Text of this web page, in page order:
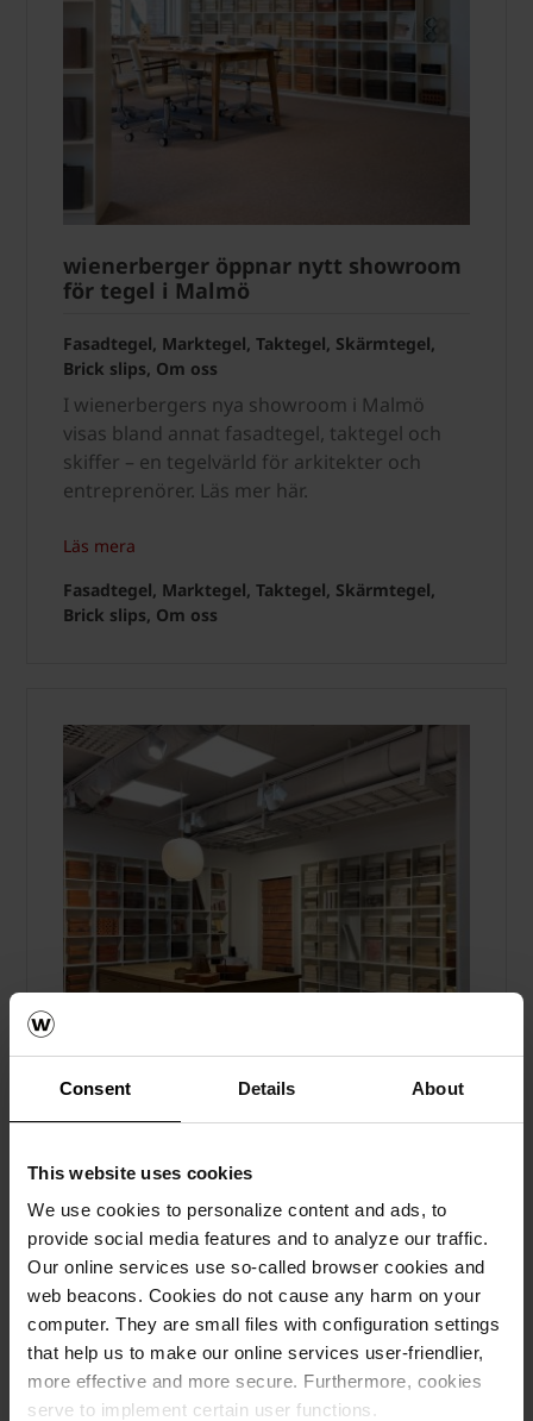
Consent Details About
This website uses cookies
We use cookies to personalize content and ads, to
provide social media features and to analyze our traffic.
Our online services use so-called browser cookies and
web beacons. Cookies do not cause any harm on your
computer. They are small files with configuration settings
that help us to make our online services user-friendlier,
more effective and more secure. Furthermore, cookies
serve to implement certain user functions.
wienerberger öppnar nytt showroom
för tegel i Malmö
Fasadtegel, Marktegel, Taktegel, Skärmtegel,
Brick slips, Om oss
I wienerbergers nya showroom i Malmö
visas bland annat fasadtegel, taktegel och
skiffer – en tegelvärld för arkitekter och
entreprenörer. Läs mer här.
Läs mera
Fasadtegel, Marktegel, Taktegel, Skärmtegel,
Brick slips, Om oss
Upplev vackert tegel och skiffer i
wienerbergers showrooms
Fasadtegel, Taktegel, Marktegel, Skärmtegel, Om
oss
Upplev fasadtegel, skiffer och skärmtegel i
verkligheten – besök våra showrooms i
Stockholm, Göteborg och Malmö för
inspiration och rådgivning. Läs mer här.